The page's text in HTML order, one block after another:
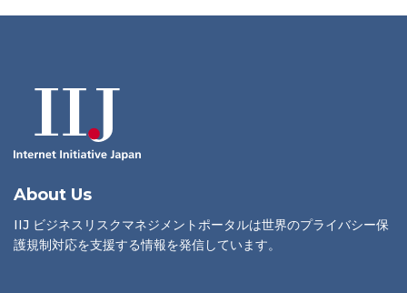
About Us
IIJ ビジネスリスクマネジメントポータルは世界のプライバシー保
護規制対応を支援する情報を発信しています。